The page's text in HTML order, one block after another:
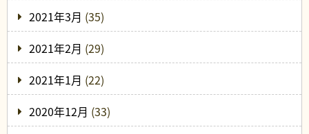
2021年3月 (35)
2021年2月 (29)
2021年1月 (22)
2020年12月 (33)